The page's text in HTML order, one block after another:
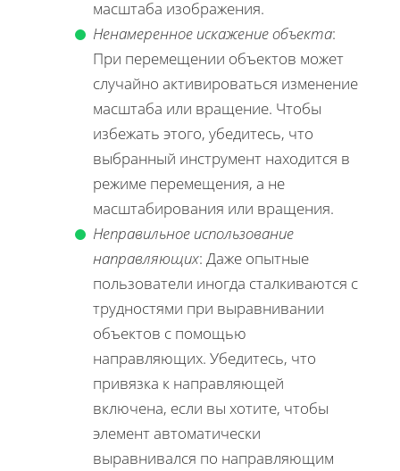
масштаба изображения.
Ненамеренное искажение объекта:
При перемещении объектов может
случайно активироваться изменение
масштаба или вращение. Чтобы
избежать этого, убедитесь, что
выбранный инструмент находится в
режиме перемещения, а не
масштабирования или вращения.
Неправильное использование
направляющих: Даже опытные
пользователи иногда сталкиваются с
трудностями при выравнивании
объектов с помощью
направляющих. Убедитесь, что
привязка к направляющей
включена, если вы хотите, чтобы
элемент автоматически
выравнивался по направляющим